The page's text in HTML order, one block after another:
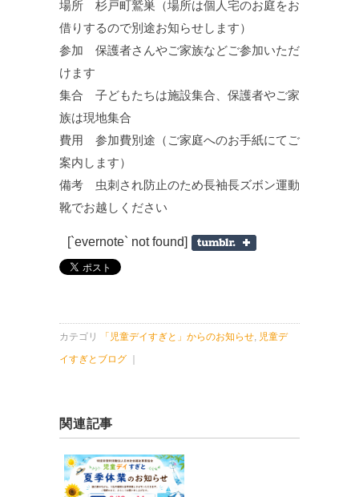
場所 杉戸町鷲巣（場所は個人宅のお庭をお
借りするので別途お知らせします）
参加 保護者さんやご家族などご参加いただ
けます
集合 子どもたちは施設集合、保護者やご家
族は現地集合
費用 参加費別途（ご家庭へのお手紙にてご
案内します）
備考 虫刺され防止のため長袖長ズボン運動
靴でお越しください
[`evernote` not found]
カテゴリ 「児童デイすぎと」からのお知らせ, 児童デ
イすぎとブログ
関連記事